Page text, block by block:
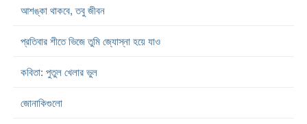
আশঙ্কা থাকবে, তবু জীবন
প্রতিবার শীতে ভিজে তুমি জ্যোস্না হয়ে যাও
কবিতা: পুতুল খেলার ভুল
জোনাকিগুলো